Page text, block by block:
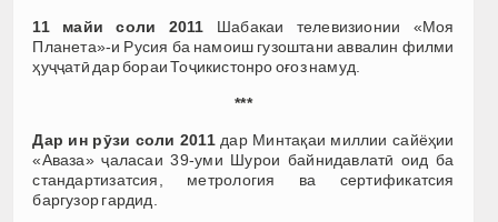
11 майи соли 2011 Шабакаи телевизионии «Моя
Планета»-и Русия ба намоиш гузоштани аввалин филми
ҳуҷҷатӣ дар бораи Тоҷикистонро оғоз намуд.
***
Дар ин рӯзи соли 2011дар Минтақаи миллии сайёҳии
«Аваза» ҷаласаи 39-уми Шурои байнидавлатӣ оид ба
стандартизатсия, метрология ва сертификатсия
баргузор гардид.